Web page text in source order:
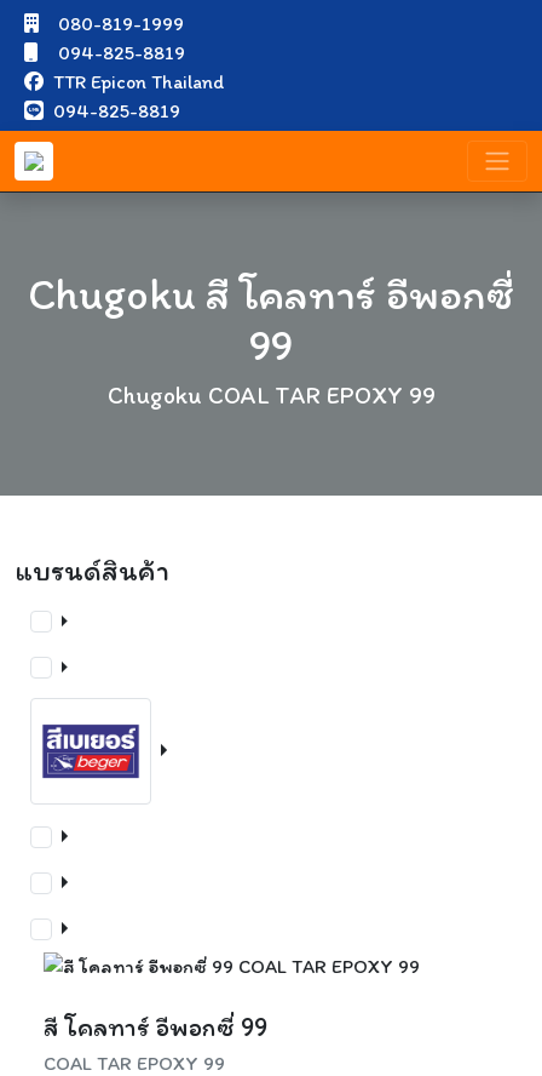
080-819-1999
094-825-8819
TTR Epicon Thailand
094-825-8819
Chugoku สี โคลทาร์ อีพอกซี่
99
Chugoku COAL TAR EPOXY 99
แบรนด์สินค้า
สี โคลทาร์ อีพอกซี่ 99
COAL TAR EPOXY 99